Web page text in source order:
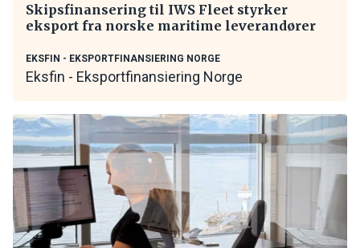
Skipsfinansering til IWS Fleet styrker
eksport fra norske maritime leverandører
EKSFIN - EKSPORTFINANSIERING NORGE
Eksfin - Eksportfinansiering Norge